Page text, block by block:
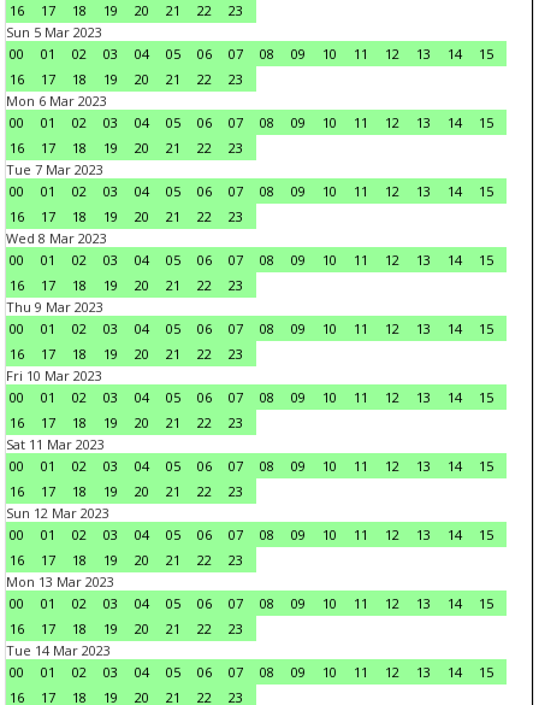
16
17 18 19 20 21 22
23
Sun 5 Mar 2023
00
01 02 03 04 05 06 07 08 09 10 11 12 13 14
15
16
17 18 19 20 21 22
23
Mon 6 Mar 2023
00
01 02 03 04 05 06 07 08 09 10 11 12 13 14
15
16
17 18 19 20 21 22
23
Tue 7 Mar 2023
00
01 02 03 04 05 06 07 08 09 10 11 12 13 14
15
16
17 18 19 20 21 22
23
Wed 8 Mar 2023
00
01 02 03 04 05 06 07 08 09 10 11 12 13 14
15
16
17 18 19 20 21 22
23
Thu 9 Mar 2023
00
01 02 03 04 05 06 07 08 09 10 11 12 13 14
15
16
17 18 19 20 21 22
23
Fri 10 Mar 2023
00
01 02 03 04 05 06 07 08 09 10 11 12 13 14
15
16
17 18 19 20 21 22
23
Sat 11 Mar 2023
00
01 02 03 04 05 06 07 08 09 10 11 12 13 14
15
16
17 18 19 20 21 22
23
Sun 12 Mar 2023
00
01 02 03 04 05 06 07 08 09 10 11 12 13 14
15
16
17 18 19 20 21 22
23
Mon 13 Mar 2023
00
01 02 03 04 05 06 07 08 09 10 11 12 13 14
15
16
17 18 19 20 21 22
23
Tue 14 Mar 2023
00
01 02 03 04 05 06 07 08 09 10 11 12 13 14
15
16
17 18 19 20 21 22 23